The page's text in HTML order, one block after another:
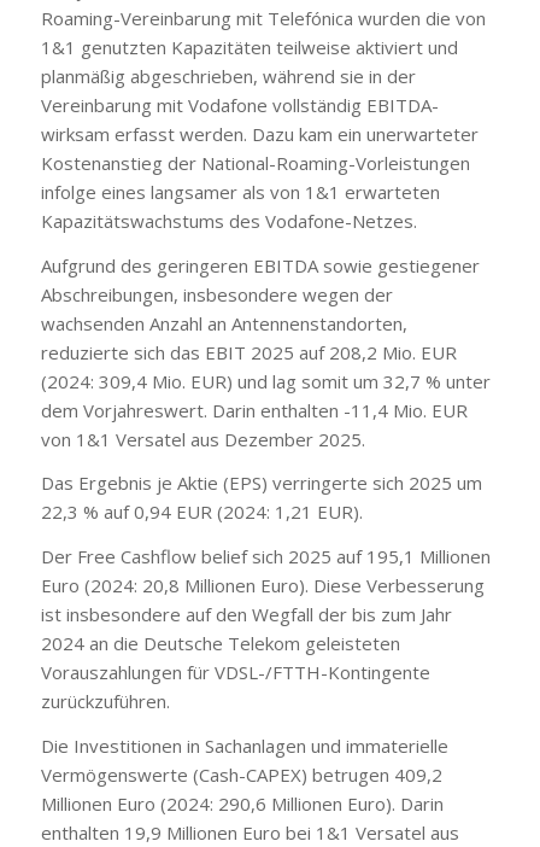
Roaming-Vereinbarung mit Telefónica wurden die von
1&1 genutzten Kapazitäten teilweise aktiviert und
planmäßig abgeschrieben, während sie in der
Vereinbarung mit Vodafone vollständig EBITDA-
wirksam erfasst werden. Dazu kam ein unerwarteter
Kostenanstieg der National-Roaming-Vorleistungen
infolge eines langsamer als von 1&1 erwarteten
Kapazitätswachstums des Vodafone-Netzes.
Aufgrund des geringeren EBITDA sowie gestiegener
Abschreibungen, insbesondere wegen der
wachsenden Anzahl an Antennenstandorten,
reduzierte sich das EBIT 2025 auf 208,2 Mio. EUR
(2024: 309,4 Mio. EUR) und lag somit um 32,7 % unter
dem Vorjahreswert. Darin enthalten -11,4 Mio. EUR
von 1&1 Versatel aus Dezember 2025.
Das Ergebnis je Aktie (EPS) verringerte sich 2025 um
22,3 % auf 0,94 EUR (2024: 1,21 EUR).
Der Free Cashflow belief sich 2025 auf 195,1 Millionen
Euro (2024: 20,8 Millionen Euro). Diese Verbesserung
ist insbesondere auf den Wegfall der bis zum Jahr
2024 an die Deutsche Telekom geleisteten
Vorauszahlungen für VDSL-/FTTH-Kontingente
zurückzuführen.
Die Investitionen in Sachanlagen und immaterielle
Vermögenswerte (Cash-CAPEX) betrugen 409,2
Millionen Euro (2024: 290,6 Millionen Euro). Darin
enthalten 19,9 Millionen Euro bei 1&1 Versatel aus